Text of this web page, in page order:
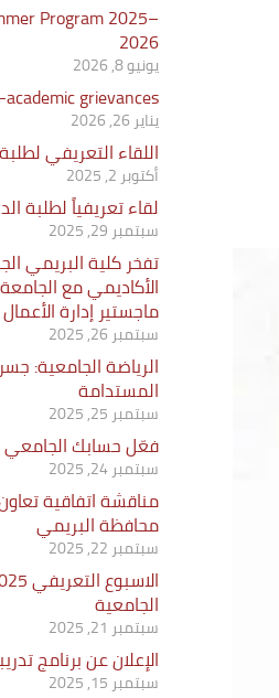
Program 2025–
2026
يونيو 8, 2026
grievances
يناير 26, 2026
اللقاء التعريفي
أكتوبر 2, 2025
لقاء تعريفياً لطلبة
سبتمبر 29, 2025
تفخر كلية البريمي
الأكاديمي مع
ماجستير إدارة الأعمال
سبتمبر 26, 2025
الرياضة الجامعية:
المستدامة
سبتمبر 25, 2025
فعّل حسابك الجامعي
سبتمبر 24, 2025
مناقشة اتفاقية
محافظة البريمي
سبتمبر 22, 2025
الجامعية
سبتمبر 21, 2025
الإعلان عن برنامج
سبتمبر 15, 2025